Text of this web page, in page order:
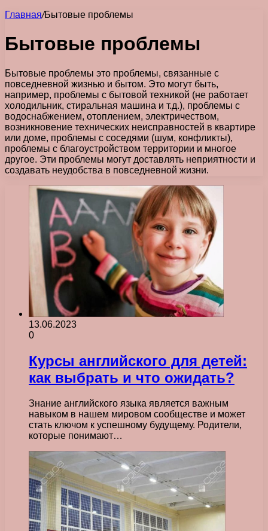
Главная/Бытовые проблемы
Бытовые проблемы
Бытовые проблемы это проблемы, связанные с
повседневной жизнью и бытом. Это могут быть,
например, проблемы с бытовой техникой (не работает
холодильник, стиральная машина и т.д.), проблемы с
водоснабжением, отоплением, электричеством,
возникновение технических неисправностей в квартире
или доме, проблемы с соседями (шум, конфликты),
проблемы с благоустройством территории и многое
другое. Эти проблемы могут доставлять неприятности и
создавать неудобства в повседневной жизни.
13.06.2023
0
Курсы английского для детей:
как выбрать и что ожидать?
Знание английского языка является важным
навыком в нашем мировом сообществе и может
стать ключом к успешному будущему. Родители,
которые понимают…